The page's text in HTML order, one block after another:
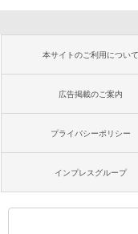
本サイトのご利用について
広告掲載のご案内
プライバシーポリシー
インプレスグループ